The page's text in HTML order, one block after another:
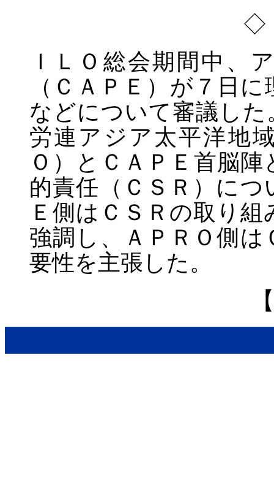
ＩＬＯ総会期間中、
（ＣＡＰＥ）が７日
などについて審議し
労連アジア太平洋地
Ｏ）とＣＡＰＥ首脳
的責任（ＣＳＲ）に
Ｅ側はＣＳＲの取り
強調し、ＡＰＲＯ側
要性を主張した。